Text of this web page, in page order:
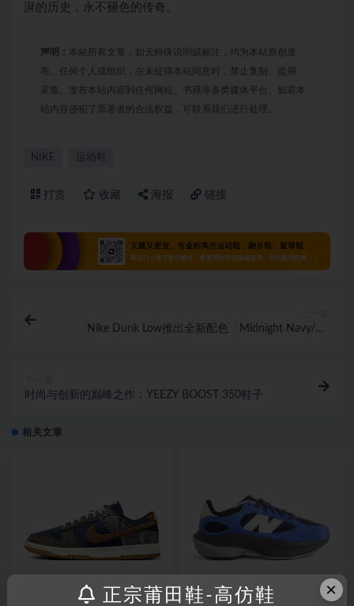
湃的历史，永不褪色的传奇。
声明： 本站所有文章，如无特殊说明或标注，均为本站原创发
布。任何个人或组织，在未征得本站同意时，禁止复制、盗用、
采集、发布本站内容到任何网站、书籍等各类媒体平台。如若本
站内容侵犯了原著者的合法权益，可联系我们进行处理。
NIKE 运动鞋
打赏 收藏 海报 链接
Nike Dunk Low推出全新配色「Midnight Navy/Ale
时尚与创新的巅峰之作：YEEZY BOOST 350鞋子
相关文章
×
正宗莆田鞋-高仿鞋